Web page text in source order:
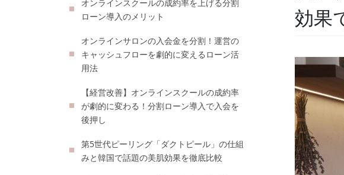
効果
オンラインスクールの成約率を上げる分割
ローン導入のメリット
オンラインサロンの入会金を分割！運営の
キャッシュフローを劇的に変えるローン活
用法
【経営改善】オンラインスクールの成約率
が劇的に変わる！分割ローン導入で入会を
後押し
第5世代ピーリング「ダクトピール」の仕組
みと韓国で話題の美肌効果を徹底比較